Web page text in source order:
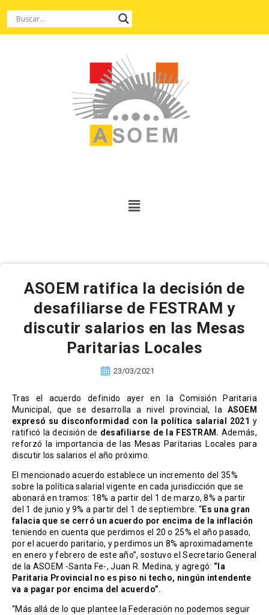
ASOEM ratifica la decisión de
desafiliarse de FESTRAM y
discutir salarios en las Mesas
Paritarias Locales
23/03/2021
Tras el acuerdo definido ayer en la Comisión Paritaria
Municipal, que se desarrolla a nivel provincial, la ASOEM
expresó su disconformidad con la política salarial 2021 y
ratificó la decisión de desafiliarse de la FESTRAM. Además,
reforzó la importancia de las Mesas Paritarias Locales para
discutir los salarios el año próximo.
El mencionado acuerdo establece un incremento del 35%
sobre la política salarial vigente en cada jurisdicción que se
abonará en tramos: 18% a partir del 1 de marzo, 8% a partir
del 1 de junio y 9% a partir del 1 de septiembre. “Es una gran
falacia que se cerró un acuerdo por encima de la inflación
teniendo en cuenta que perdimos el 20 o 25% el año pasado,
por el acuerdo paritario, y perdimos un 8% aproximadamente
en enero y febrero de este año”, sostuvo el Secretario General
de la ASOEM -Santa Fe-, Juan R. Medina, y agregó: “la
Paritaria Provincial no es piso ni techo, ningún intendente
va a pagar por encima del acuerdo”.
“Más allá de lo que plantee la Federación no podemos seguir